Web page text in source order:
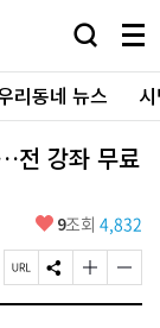
검
창
열
기
메
뉴
전
체
보
기
리동네 뉴스
전 강좌 무료
좋
요
9조회 4,832
페
이
S
N
글
자
글
자